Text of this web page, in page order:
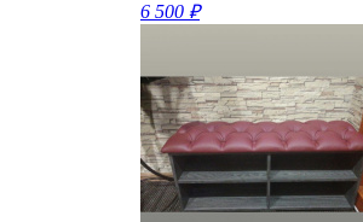
6 500 ₽